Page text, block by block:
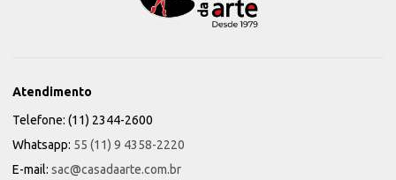
Atendimento
Telefone: (11) 2344-2600
Whatsapp: 55 (11) 9 4358-2220
E-mail: sac@casadaarte.com.br